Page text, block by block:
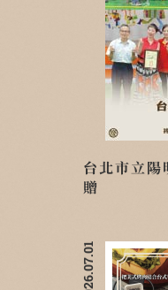
台北市立陽
贈
2026.07.01